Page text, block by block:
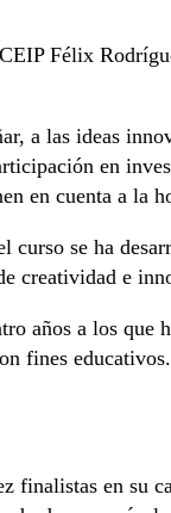
Félix
a las ideas
en
en cuenta a la
se ha
creatividad e
años a los
fines
finalistas en su